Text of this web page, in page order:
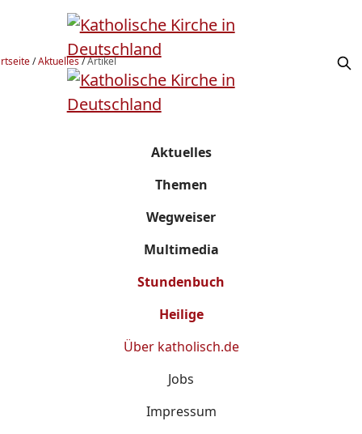
/Aktuelles/Artikel
Aktuelles
Themen
Wegweiser
Multimedia
Stundenbuch
Heilige
Über katholisch.de
Jobs
Impressum